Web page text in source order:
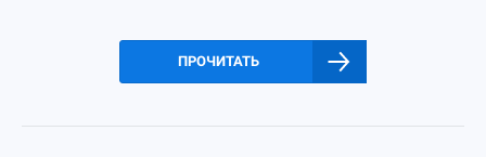
ПРОЧИТАТЬ